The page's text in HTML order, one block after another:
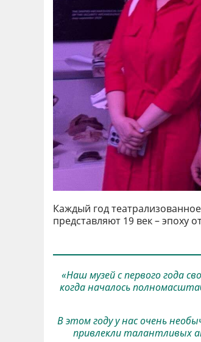
Каждый год
представляют 19 век – эпоху
«Наш музей с первого года
когда началось
В этом году у нас очень
привлекли талантливых